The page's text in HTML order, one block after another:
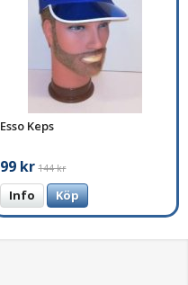
Esso Keps
99 kr 144 kr
Info Köp